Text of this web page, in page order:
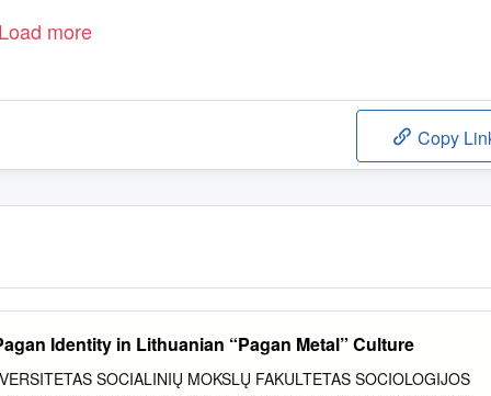
more
Copy
Identity in Lithuanian “Pagan Metal” Culture
SOCIALINIŲ MOKSLŲ FAKULTETAS SOCIOLOGIJOS